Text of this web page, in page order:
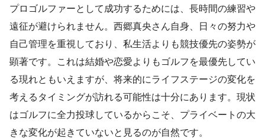
プロゴルファーとして成功するためには、長時間の練習や
遠征が避けられません。西郷真央さん自身、日々の努力や
自己管理を重視しており、私生活よりも競技優先の姿勢が
顕著です。これは結婚や恋愛よりもゴルフを最優先してい
る現れともいえますが、将来的にライフステージの変化を
考えるタイミングが訪れる可能性は十分にあります。現状
はゴルフに全力投球しているからこそ、プライベートの大
きな変化が起きていないと見るのが自然です。